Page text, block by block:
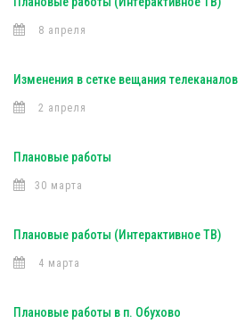
8 апреля
Изменения в сетке вещания телеканалов
2 апреля
Плановые работы
30 марта
Плановые работы (Интерактивное ТВ)
4 марта
Плановые работы в п. Обухово